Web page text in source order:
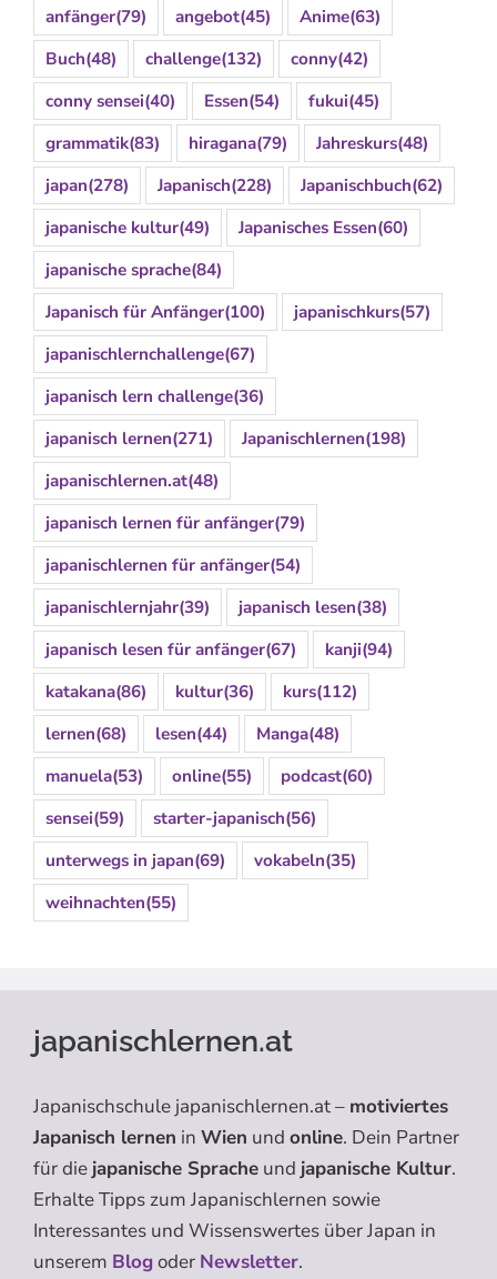
anfänger(79) angebot(45) Anime(63)
Buch(48) challenge(132) conny(42)
conny sensei(40) Essen(54) fukui(45)
grammatik(83) hiragana(79) Jahreskurs(48)
japan(278) Japanisch(228) Japanischbuch(62)
japanische kultur(49) Japanisches Essen(60)
japanische sprache(84)
Japanisch für Anfänger(100) japanischkurs(57)
japanischlernchallenge(67)
japanisch lern challenge(36)
japanisch lernen(271) Japanischlernen(198)
japanischlernen.at(48)
japanisch lernen für anfänger(79)
japanischlernen für anfänger(54)
japanischlernjahr(39) japanisch lesen(38)
japanisch lesen für anfänger(67) kanji(94)
katakana(86) kultur(36) kurs(112)
lernen(68) lesen(44) Manga(48)
manuela(53) online(55) podcast(60)
sensei(59) starter-japanisch(56)
unterwegs in japan(69) vokabeln(35)
weihnachten(55)
japanischlernen.at
Japanischschule japanischlernen.at – motiviertes
Japanisch lernen in Wien und online. Dein Partner
für die japanische Sprache und japanische Kultur.
Erhalte Tipps zum Japanischlernen sowie
Interessantes und Wissenswertes über Japan in
unserem Blogoder Newsletter.